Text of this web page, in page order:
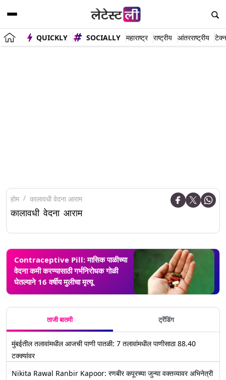
QUICKLY SOCIALLY महाराष्ट्र राष्ट्रीय आंतरराष्ट्रीय
होम कालावधी वेदना आराम
कालावधी वेदना आराम
Contraceptive Pill: मासिक पाळीच्या
वेदना कमी करण्यासाठी गर्भनिरोधक गोळी
घेतल्याने 16 वर्षीय मुलीचा मृत्यू
ताजी बातमी ट्रेंडिंग
मुंबईतील तलावांमधील आजची पाणी पातळी: 7 तलावांमधील पाणीसाठा 88.40
टक्क्यांवर
Nikita Rawal Ranbir Kapoor: रणबीर कपूरच्या जुन्या वक्तव्यावर अभिनेत्री